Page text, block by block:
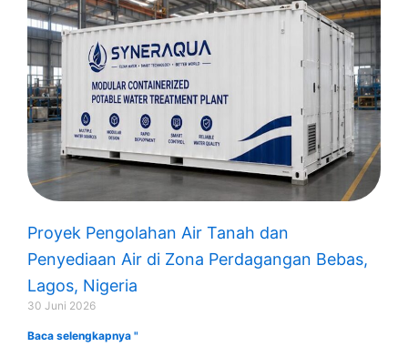
Proyek Pengolahan Air Tanah dan
Penyediaan Air di Zona Perdagangan Bebas,
Lagos, Nigeria
30 Juni 2026
Baca selengkapnya "